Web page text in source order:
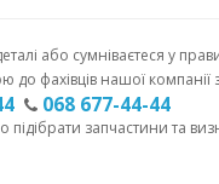
або сумніваєтеся у
фахівців нашої
068 677-44-44
підібрати запчастини та